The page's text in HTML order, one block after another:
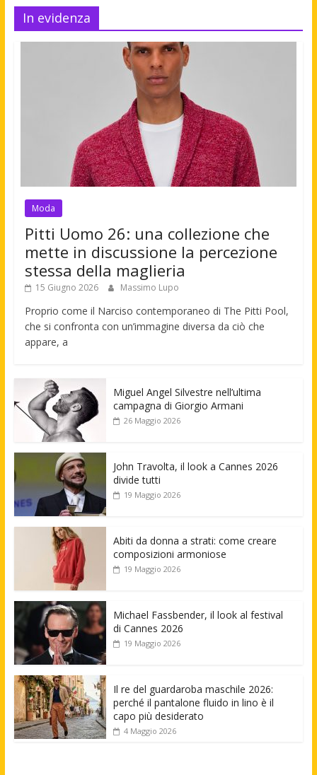
In evidenza
Moda
Pitti Uomo 26: una collezione che
mette in discussione la percezione
stessa della maglieria
15 Giugno 2026 Massimo Lupo
Proprio come il Narciso contemporaneo di The Pitti Pool,
che si confronta con un’immagine diversa da ciò che
appare, a
Miguel Angel Silvestre nell’ultima
campagna di Giorgio Armani
26 Maggio 2026
John Travolta, il look a Cannes 2026
divide tutti
19 Maggio 2026
Abiti da donna a strati: come creare
composizioni armoniose
19 Maggio 2026
Michael Fassbender, il look al festival
di Cannes 2026
19 Maggio 2026
Il re del guardaroba maschile 2026:
perché il pantalone fluido in lino è il
capo più desiderato
4 Maggio 2026